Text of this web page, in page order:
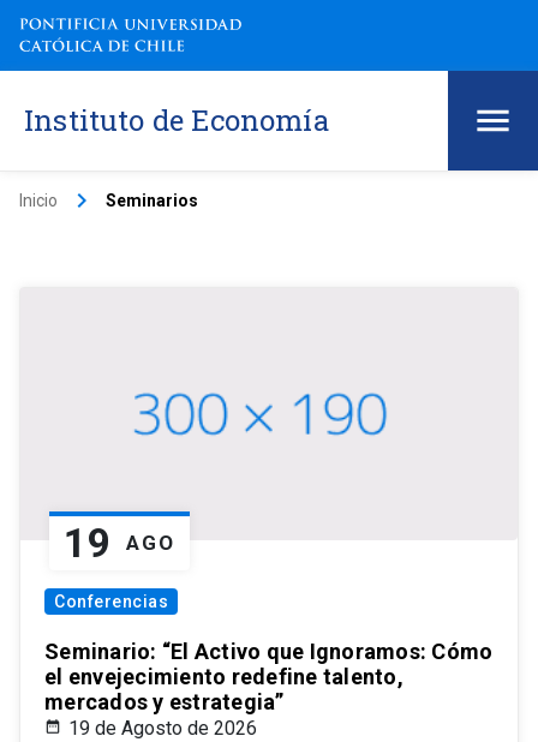
Instituto de Economía
Inicio keyboard_arrow_right Seminarios
19 AGO
Conferencias
Seminario: “El Activo que Ignoramos: Cómo
el envejecimiento redefine talento,
mercados y estrategia”
19 de Agosto de 2026